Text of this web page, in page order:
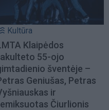
Kultūra
Klaipėdos
55-ojo
šventėje –
Geniušas, Petras
ir
Čiurlionis